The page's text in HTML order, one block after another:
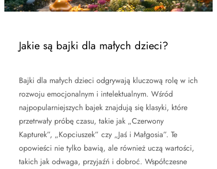
Jakie są bajki dla małych dzieci?
Bajki dla małych dzieci odgrywają kluczową rolę w ich
rozwoju emocjonalnym i intelektualnym. Wśród
najpopularniejszych bajek znajdują się klasyki, które
przetrwały próbę czasu, takie jak „Czerwony
Kapturek”, „Kopciuszek” czy „Jaś i Małgosia”. Te
opowieści nie tylko bawią, ale również uczą wartości,
takich jak odwaga, przyjaźń i dobroć. Współczesne